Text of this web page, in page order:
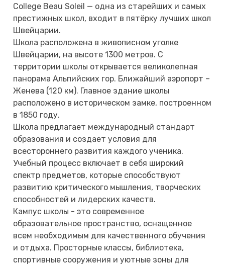
College Beau Soleil — одна из старейших и самых
престижных школ, входит в пятёрку лучших школ
Швейцарии.
Школа расположена в живописном уголке
Швейцарии, на высоте 1300 метров. С
территории школы открывается великолепная
панорама Альпийских гор. Ближайший аэропорт –
Женева (120 км). Главное здание школы
расположено в историческом замке, построенном
в 1850 году.
Школа предлагает международный стандарт
образования и создает условия для
всестороннего развития каждого ученика.
Учебный процесс включает в себя широкий
спектр предметов, которые способствуют
развитию критического мышления, творческих
способностей и лидерских качеств.
Кампус школы - это современное
образовательное пространство, оснащенное
всем необходимым для качественного обучения
и отдыха. Просторные классы, библиотека,
спортивные сооружения и уютные зоны для